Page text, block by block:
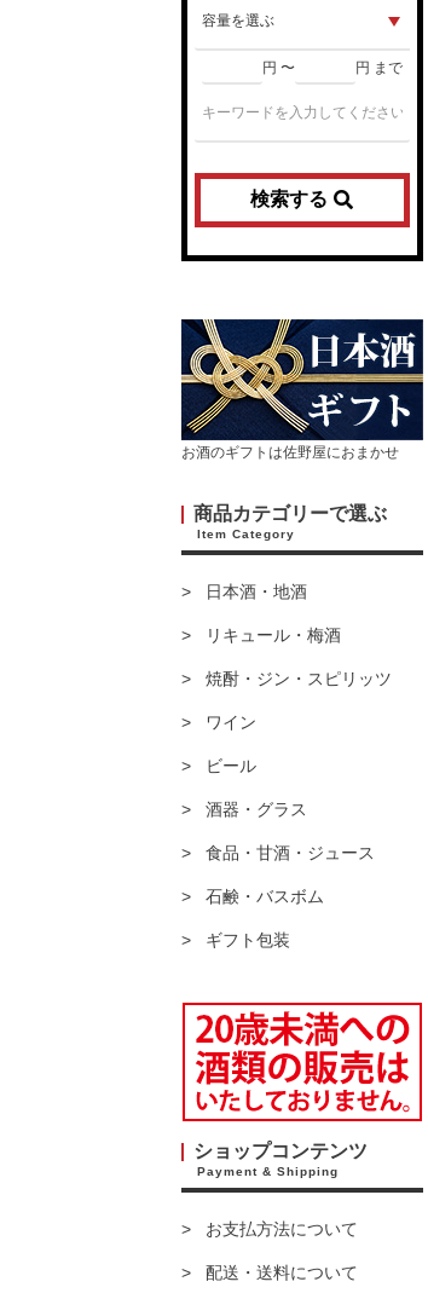
円 〜 円 まで
検索する
お酒のギフトは佐野屋におまかせ
商品カテゴリーで選ぶ
Item Category
日本酒・地酒
リキュール・梅酒
焼酎・ジン・スピリッツ
ワイン
ビール
酒器・グラス
食品・甘酒・ジュース
石鹸・バスボム
ギフト包装
ショップコンテンツ
Payment & Shipping
お支払方法について
配送・送料について